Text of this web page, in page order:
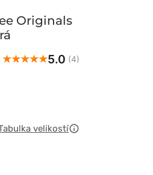
Originals
5.0 (4)
velikostí